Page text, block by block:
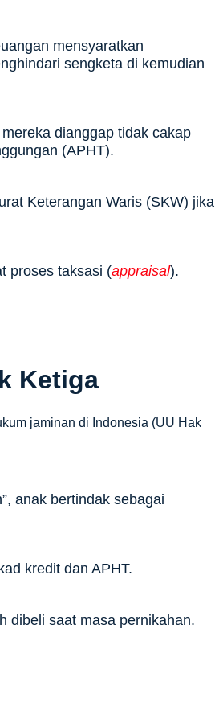
mensyaratkan
sengketa di kemudian
dianggap tidak cakap
(APHT).
Keterangan Waris (SKW) jika
proses taksasi (appraisal).
Ketiga
jaminan di Indonesia (UU Hak
anak bertindak sebagai
kredit dan APHT.
dibeli saat masa pernikahan.